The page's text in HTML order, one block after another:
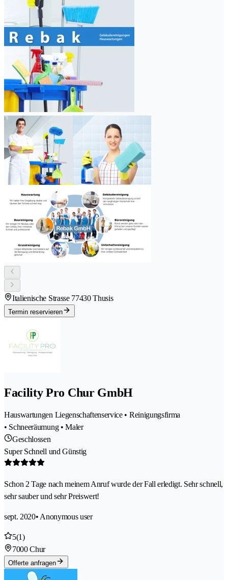
Italienische Strasse 77430 Thusis
Termin reservieren
Facility Pro Chur GmbH
Hauswartungen Liegenschaftenservice • Reinigungsfirma
• Schneeräumung • Maler
Geschlossen
Super Schnell und Günstig
Schon 2 Tage nach meinem Anruf wurde der Fall erledigt. Sehr schnell,
sehr sauber und sehr Preiswert!
sept. 2020• Anonymous user
5(1)
7000 Chur
Offerte anfragen